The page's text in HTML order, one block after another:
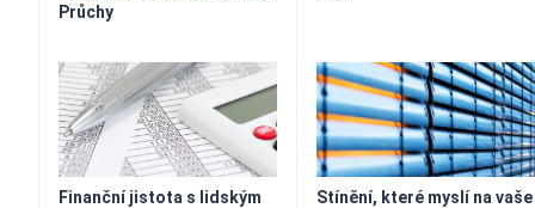
Průchy
Finanční jistota s lidským
Stínění, které myslí na vaše